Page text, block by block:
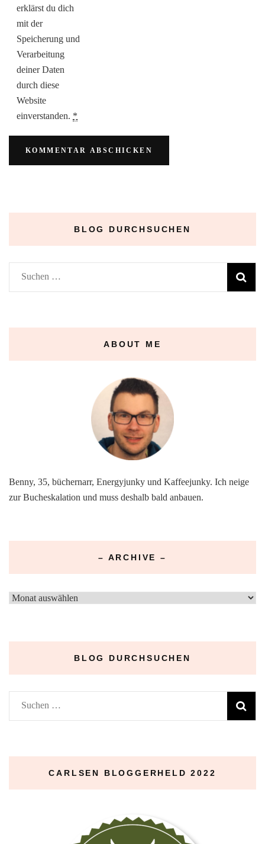
erklärst du dich
mit der
Speicherung und
Verarbeitung
deiner Daten
durch diese
Website
einverstanden. *
BLOG DURCHSUCHEN
Suchen
nach:
ABOUT ME
Benny, 35, büchernarr, Energyjunky und Kaffeejunky. Ich neige
zur Bucheskalation und muss deshalb bald anbauen.
– ARCHIVE –
–
BLOG DURCHSUCHEN
Suchen
nach:
CARLSEN BLOGGERHELD 2022